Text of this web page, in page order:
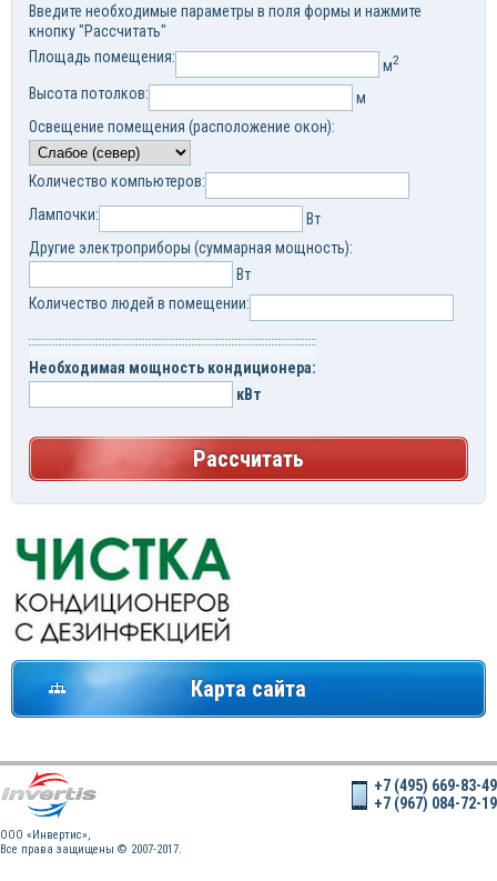
Введите необходимые параметры в поля формы и нажмите
кнопку "Рассчитать"
Площадь помещения:
м2
Высота потолков:
м
Освещение помещения (расположение окон):
Количество компьютеров:
Лампочки:
Вт
Другие электроприборы (суммарная мощность):
Вт
Количество людей в помещении:
Необходимая мощность кондиционера:
кВт
Рассчитать
Карта сайта
OOO «Инвертис»,
Все права защищены © 2007-2017.
+7 (495) 669-83-49
+7 (967) 084-72-19